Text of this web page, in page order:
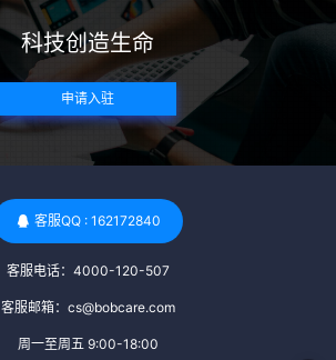
科技创造生命
申请入驻
客服QQ : 162172840
客服电话：4000-120-507
客服邮箱：cs@bobcare.com
周一至周五 9:00-18:00